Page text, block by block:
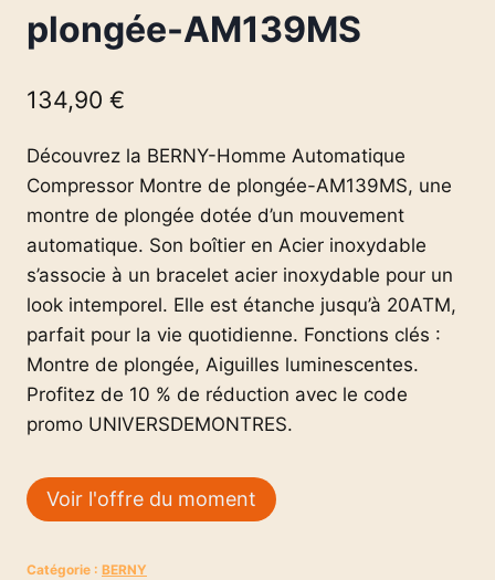
plongée-AM139MS
134,90 €
Découvrez la BERNY-Homme Automatique
Compressor Montre de plongée-AM139MS, une
montre de plongée dotée d’un mouvement
automatique. Son boîtier en Acier inoxydable
s’associe à un bracelet acier inoxydable pour un
look intemporel. Elle est étanche jusqu’à 20ATM,
parfait pour la vie quotidienne. Fonctions clés :
Montre de plongée, Aiguilles luminescentes.
Profitez de 10 % de réduction avec le code
promo UNIVERSDEMONTRES.
Voir l'offre du moment
Catégorie : BERNY